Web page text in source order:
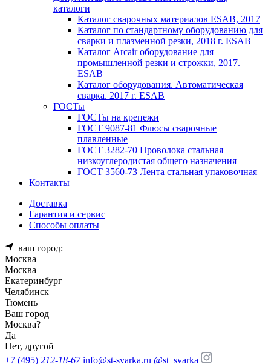
каталоги
Каталог сварочных материалов ESAB, 2017
Каталог по стандартному оборудованию для
сварки и плазменной резки, 2018 г. ESAB
Каталог Arcair оборудование для
промышленной резки и строжки, 2017.
ESAB
Каталог оборудования. Автоматическая
сварка. 2017 г. ESAB
ГОСТы
ГОСТы на крепежи
ГОСТ 9087-81 Флюсы сварочные
плавленные
ГОСТ 3282-70 Проволока стальная
низкоуглеродистая общего назначения
ГОСТ 3560-73 Лента стальная упаковочная
Контакты
Доставка
Гарантия и сервис
Способы оплаты
ваш город:
Москва
Москва
Екатеринбург
Челябинск
Тюмень
Ваш город
Москва?
Да
Нет, другой
+7 (495) 212-18-67 info@st-svarka.ru @st_svarka